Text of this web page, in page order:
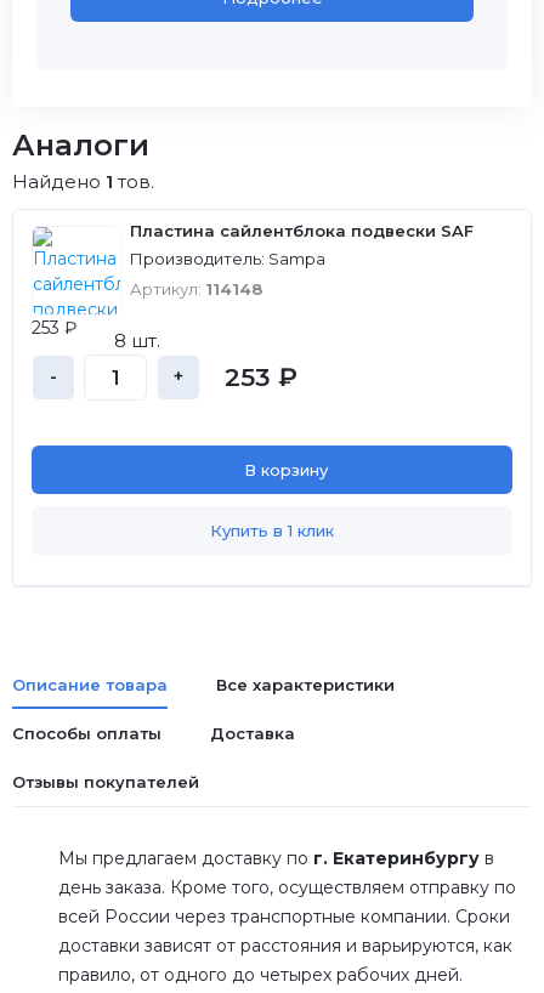
Аналоги
Найдено 1 тов.
Пластина сайлентблока подвески SAF
Производитель: Sampa
Артикул: 114148
253 ₽
8 шт.
- + 253 ₽
В корзину
Купить в 1 клик
Описание товара Все характеристики
Способы оплаты Доставка
Отзывы покупателей
Мы предлагаем доставку по г. Екатеринбургу в
день заказа. Кроме того, осуществляем отправку по
всей России через транспортные компании. Сроки
доставки зависят от расстояния и варьируются, как
правило, от одного до четырех рабочих дней.